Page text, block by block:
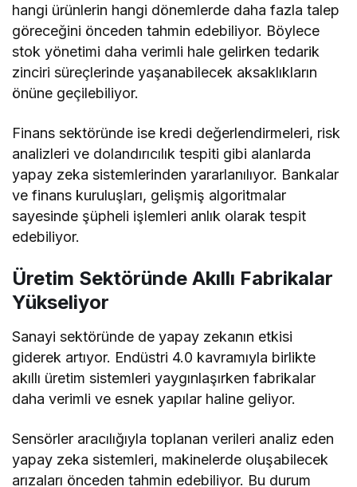
hangi ürünlerin hangi dönemlerde daha fazla talep
göreceğini önceden tahmin edebiliyor. Böylece
stok yönetimi daha verimli hale gelirken tedarik
zinciri süreçlerinde yaşanabilecek aksaklıkların
önüne geçilebiliyor.
Finans sektöründe ise kredi değerlendirmeleri, risk
analizleri ve dolandırıcılık tespiti gibi alanlarda
yapay zeka sistemlerinden yararlanılıyor. Bankalar
ve finans kuruluşları, gelişmiş algoritmalar
sayesinde şüpheli işlemleri anlık olarak tespit
edebiliyor.
Üretim Sektöründe Akıllı Fabrikalar
Yükseliyor
Sanayi sektöründe de yapay zekanın etkisi
giderek artıyor. Endüstri 4.0 kavramıyla birlikte
akıllı üretim sistemleri yaygınlaşırken fabrikalar
daha verimli ve esnek yapılar haline geliyor.
Sensörler aracılığıyla toplanan verileri analiz eden
yapay zeka sistemleri, makinelerde oluşabilecek
arızaları önceden tahmin edebiliyor. Bu durum